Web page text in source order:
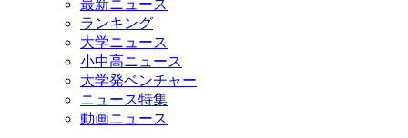
最新ニュース
ランキング
大学ニュース
小中高ニュース
大学発ベンチャー
ニュース特集
動画ニュース